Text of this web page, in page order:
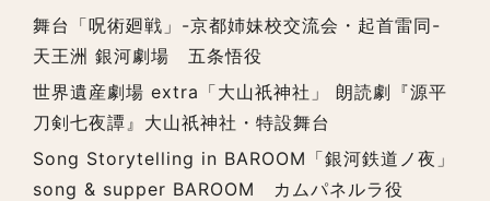
舞台「呪術廻戦」-京都姉妹校交流会・起首雷同-
天王洲 銀河劇場 五条悟役
世界遺産劇場 extra「大山祇神社」 朗読劇『源平
刀剣七夜譚』大山祇神社・特設舞台
Song Storytelling in BAROOM「銀河鉄道ノ夜」
song & supper BAROOM カムパネルラ役